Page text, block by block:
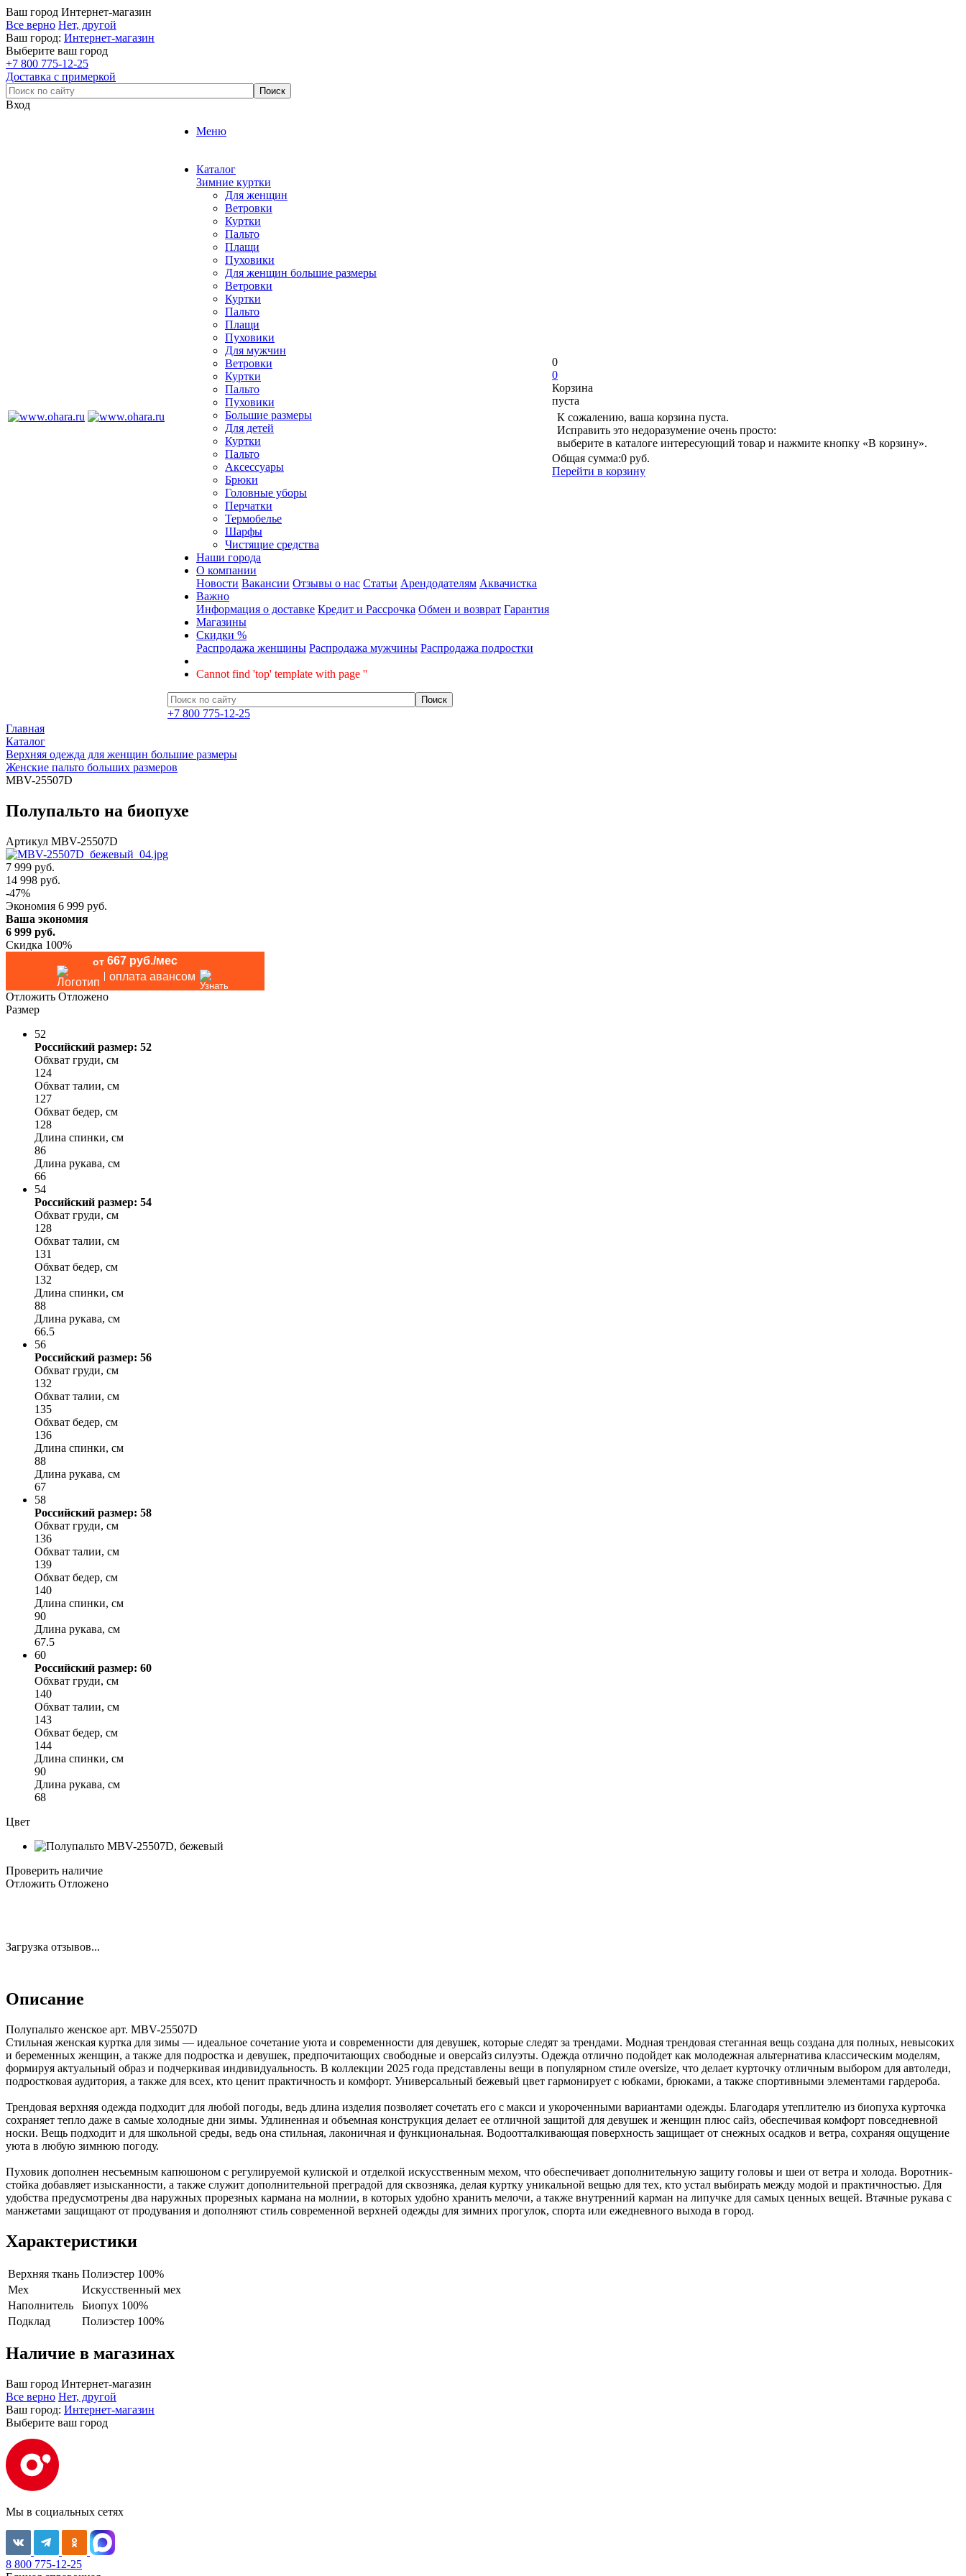
Ваш город Интернет-магазин
Все верно Нет, другой
Ваш город: Интернет-магазин
Выберите ваш город
+7 800 775-12-25
Доставка с примеркой
Вход
Меню
Каталог
Зимние куртки
Для женщин
Ветровки
Куртки
Пальто
Плащи
Пуховики
Для женщин большие размеры
Ветровки
Куртки
Пальто
Плащи
Пуховики
Для мужчин
Ветровки
Куртки
Пальто
Пуховики
Большие размеры
Для детей
Куртки
Пальто
Аксессуары
Брюки
Головные уборы
Перчатки
Термобелье
Шарфы
Чистящие средства
Наши города
О компании
Новости Вакансии Отзывы о нас Статьи Арендодателям Аквачистка
Важно
Информация о доставке Кредит и Рассрочка Обмен и возврат Гарантия
Магазины
Скидки %
Распродажа женщины Распродажа мужчины Распродажа подростки
Cannot find 'top' template with page ''
+7 800 775-12-25
0
0
Корзина
пуста
К сожалению, ваша корзина пуста.
Исправить это недоразумение очень просто:
выберите в каталоге интересующий товар и нажмите кнопку «В корзину».
Общая сумма:0 руб.
Перейти в корзину
Главная
Каталог
Верхняя одежда для женщин большие размеры
Женские пальто больших размеров
MBV-25507D
Полупальто на биопухе
Артикул MBV-25507D
7 999 руб.
14 998 руб.
-47%
Экономия 6 999 руб.
Ваша экономия
6 999 руб.
Скидка 100%
от 667 руб./мес
оплата авансом
Отложить Отложено
Размер
52
Российский размер: 52
Обхват груди, см
124
Обхват талии, см
127
Обхват бедер, см
128
Длина спинки, см
86
Длина рукава, см
66
54
Российский размер: 54
Обхват груди, см
128
Обхват талии, см
131
Обхват бедер, см
132
Длина спинки, см
88
Длина рукава, см
66.5
56
Российский размер: 56
Обхват груди, см
132
Обхват талии, см
135
Обхват бедер, см
136
Длина спинки, см
88
Длина рукава, см
67
58
Российский размер: 58
Обхват груди, см
136
Обхват талии, см
139
Обхват бедер, см
140
Длина спинки, см
90
Длина рукава, см
67.5
60
Российский размер: 60
Обхват груди, см
140
Обхват талии, см
143
Обхват бедер, см
144
Длина спинки, см
90
Длина рукава, см
68
Цвет
Проверить наличие
Отложить Отложено
Загрузка отзывов...
Описание
Полупальто женское арт. MBV-25507D
Стильная женская куртка для зимы — идеальное сочетание уюта и современности для девушек, которые следят за трендами. Модная трендовая стеганная вещь создана для полных, невысоких
и беременных женщин, а также для подростка и девушек, предпочитающих свободные и оверсайз силуэты. Одежда отлично подойдет как молодежная альтернатива классическим моделям,
формируя актуальный образ и подчеркивая индивидуальность. В коллекции 2025 года представлены вещи в популярном стиле oversize, что делает курточку отличным выбором для автоледи,
подростковая аудитория, а также для всех, кто ценит практичность и комфорт. Универсальный бежевый цвет гармонирует с юбками, брюками, а также спортивными элементами гардероба.
Трендовая верхняя одежда подходит для любой погоды, ведь длина изделия позволяет сочетать его с макси и укороченными вариантами одежды. Благодаря утеплителю из биопуха курточка
сохраняет тепло даже в самые холодные дни зимы. Удлиненная и объемная конструкция делает ее отличной защитой для девушек и женщин плюс сайз, обеспечивая комфорт повседневной
носки. Вещь подходит и для школьной среды, ведь она стильная, лаконичная и функциональная. Водоотталкивающая поверхность защищает от снежных осадков и ветра, сохраняя ощущение
уюта в любую зимнюю погоду.
Пуховик дополнен несъемным капюшоном с регулируемой кулиской и отделкой искусственным мехом, что обеспечивает дополнительную защиту головы и шеи от ветра и холода. Воротник-
стойка добавляет изысканности, а также служит дополнительной преградой для сквозняка, делая куртку уникальной вещью для тех, кто устал выбирать между модой и практичностью. Для
удобства предусмотрены два наружных прорезных кармана на молнии, в которых удобно хранить мелочи, а также внутренний карман на липучке для самых ценных вещей. Втачные рукава с
манжетами защищают от продувания и дополняют стиль современной верхней одежды для зимних прогулок, спорта или ежедневного выхода в город.
Характеристики
Верхняя ткань Полиэстер 100%
Мех
Искусственный мех
Наполнитель
Биопух 100%
Подклад
Полиэстер 100%
Наличие в магазинах
Ваш город Интернет-магазин
Все верно Нет, другой
Ваш город: Интернет-магазин
Выберите ваш город
Мы в социальных сетях
8 800 775-12-25